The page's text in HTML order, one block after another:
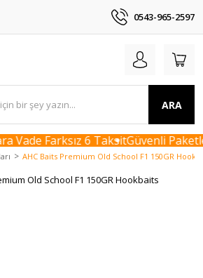
0543-965-2597
ARA
Vade Farksız 6 TaksitGüvenli
AHC Baits Premium Old School F1 150GR